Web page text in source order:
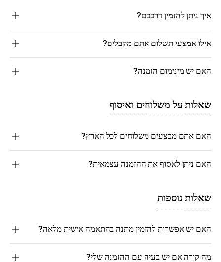
איך ניתן להזמין דרככם?
אילו אמצעי תשלום אתם מקבלים?
האם יש מינימום הזמנה?
שאלות על משלוחים ואיסוף
האם אתם מבצעים משלוחים לכל הארץ?
האם ניתן לאסוף את ההזמנה עצמאית?
שאלות נוספות
האם יש אפשרות להזמין מתנה בהתאמה אישית מלאה?
מה קורה אם יש בעיה עם ההזמנה שלי?